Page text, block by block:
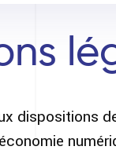
dispositions